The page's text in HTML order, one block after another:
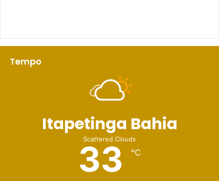
Tempo
Itapetinga Bahia
Scattered Clouds
33 ℃